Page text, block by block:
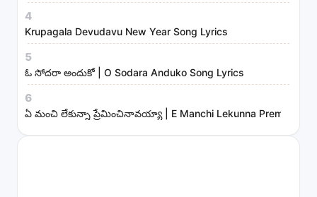
i
e
s
4
Krupagala Devudavu New Year Song Lyrics
5
ఓ సోదరా అందుకో | O Sodara Anduko Song Lyrics
6
ఏ మంచి లేకున్నా ప్రేమించినావయ్యా | E Manchi Lekunna